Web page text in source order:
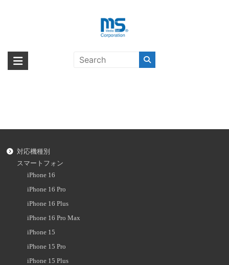
海外輸入ブランド商品｜株式会社
海外事業部が取り揃えている海外輸入商品には、日本では珍しい「海外ブ
ランド」をはじめ「ユニークな商品」「機能的な商品」「コストパフォー
対応機種別
スマートフォン
iPhone 16
iPhone 16 Pro
iPhone 16 Plus
iPhone 16 Pro Max
iPhone 15
iPhone 15 Pro
iPhone 15 Plus